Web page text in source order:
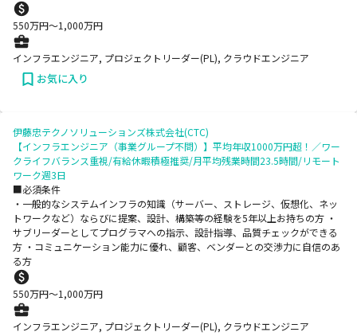
550万円〜1,000万円
インフラエンジニア, プロジェクトリーダー(PL), クラウドエンジニア
お気に入り
伊藤忠テクノソリューションズ株式会社(CTC)
【インフラエンジニア（事業グループ不問）】平均年収1000万円超！／ワー
クライフバランス重視/有給休暇積極推奨/月平均残業時間23.5時間/リモート
ワーク週3日
■必須条件
・一般的なシステムインフラの知識（サーバー、ストレージ、仮想化、ネッ
トワークなど）ならびに提案、設計、構築等の経験を5年以上お持ちの方 ・
サブリーダーとしてプログラマへの指示、設計指導、品質チェックができる
方 ・コミュニケーション能力に優れ、顧客、ベンダーとの交渉力に自信のあ
る方
550万円〜1,000万円
インフラエンジニア, プロジェクトリーダー(PL), クラウドエンジニア